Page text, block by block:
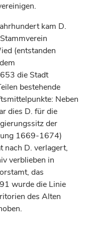
kam D.
(entstanden
die Stadt
bestehende
Neben
dies D. für die
der
1669-1674)
nach D. verlagert,
verblieben in
das
wurde die Linie
des Alten